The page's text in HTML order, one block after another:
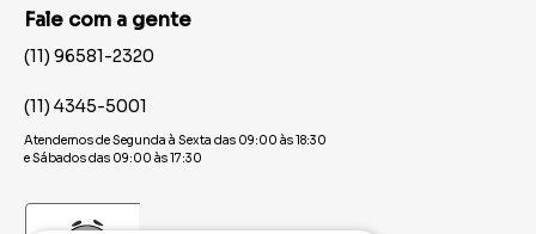
Fale com a gente
(11) 96581-2320
(11) 4345-5001
Atendemos de Segunda à Sexta das 09:00 às 18:30
e Sábados das 09:00 às 17:30